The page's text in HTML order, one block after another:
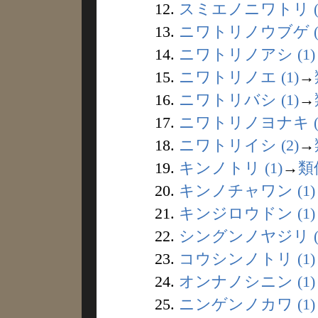
12. スミエノニワトリ
13. ニワトリノウブゲ
14. ニワトリノアシ (1)
15. ニワトリノエ (1)→
16. ニワトリバシ (1)→
17. ニワトリノヨナキ
18. ニワトリイシ (2)→
19. キンノトリ (1)→ 類
20. キンノチャワン (1)
21. キンジロウドン (1)
22. シングンノヤジリ
23. コウシンノトリ (1)
24. オンナノシニン (1)
25. ニンゲンノカワ (1)